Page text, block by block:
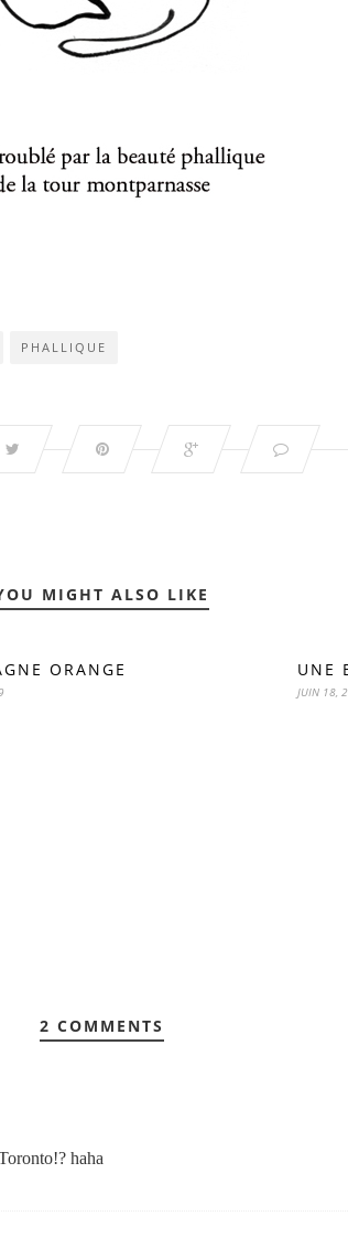
PHALLIQUE
MIGHT ALSO LIKE
ORANGE UNE
JUIN 18,
2 COMMENTS
haha